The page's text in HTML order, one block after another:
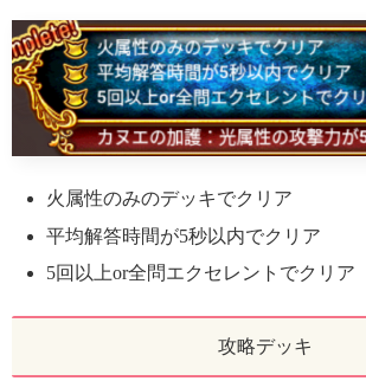
火属性のみのデッキでクリア
平均解答時間が5秒以内でクリア
5回以上or全問エクセレントでクリア
攻略デッキ